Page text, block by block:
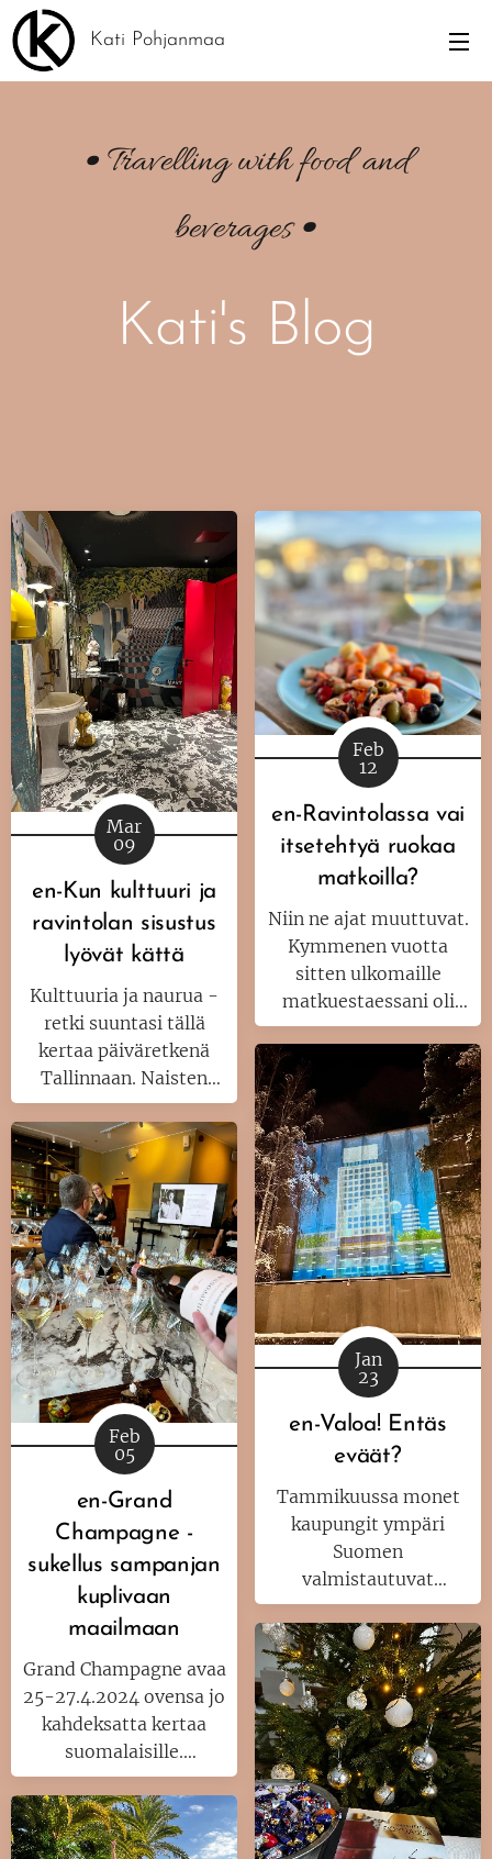
Kati Pohjanmaa
• Travelling with food and
beverages•
Kati's Blog
Mar
09
en-Kun kulttuuri ja
ravintolan sisustus
lyövät kättä
Kulttuuria ja naurua -
retki suuntasi tällä
kertaa päiväretkenä
Tallinnaan. Naisten
kesken ja vain naisten
jutuista nautiskellen. Ja
aina mukana kulttuuria
enemmän tai
vähemmän. Kulttuuria
ja naurua -retket ovat
varsinaisia henkireikiä
meille viiskymppisille
ystävyksille.
Feb
12
en-Ravintolassa vai
itsetehtyä ruokaa
matkoilla?
Niin ne ajat muuttuvat.
Kymmenen vuotta
sitten ulkomaille
matkuestaessani oli
minulle itsestään
selvää, että haluan
syödä hotelliaamiaiset
ja ateriat ravintoloissa.
Kuinkas sitten
kävikään? Tuli ikää ja
ajatukset muuttuivat
Feb
05
en-Grand
Champagne -
sukellus sampanjan
kuplivaan
maailmaan
Grand Champagne avaa
25-27.4.2024 ovensa jo
kahdeksatta kertaa
suomalaisille.
Tapahtuman
tyylikkyys, välittömyys
ja ainutlaatuinen
Jan
23
en-Valoa! Entäs
eväät?
Tammikuussa monet
kaupungit ympäri
Suomen
valmistautuvat
valotaiteen juhlaan.
Tänä vuonna Espookin
omallaTapiolan yö-
tapahtumalla.